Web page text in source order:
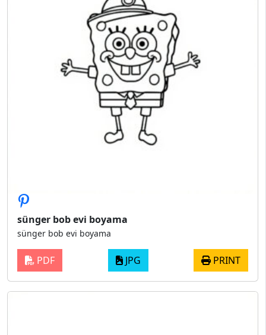
sünger bob evi boyama
sünger bob evi boyama
PDF JPG PRINT